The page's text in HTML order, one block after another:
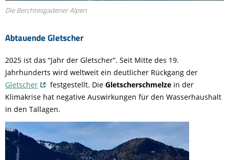
Die Berchtesgadener Alpen
Abtauende Gletscher
2025 ist das “Jahr der Gletscher”. Seit Mitte des 19.
Jahrhunderts wird weltweit ein deutlicher Rückgang der
Gletscher
festgestellt. Die Gletscherschmelze in der
Klimakrise hat negative Auswirkungen für den Wasserhaushalt
in den Tallagen.